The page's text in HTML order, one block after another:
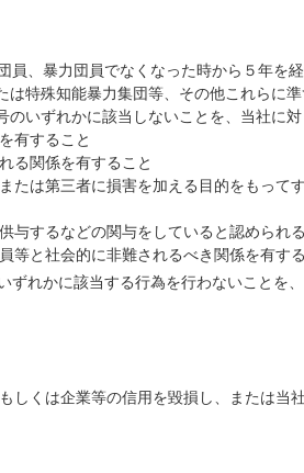
、暴力団員でなくなった時から５年を
特殊知能暴力集団等、その他これらに
いずれかに該当しないことを、当社に対
有すること
る関係を有すること
たは第三者に損害を加える目的をもって
するなどの関与をしていると認められ
等と社会的に非難されるべき関係を有す
れかに該当する行為を行わないことを
しくは企業等の信用を毀損し、または当